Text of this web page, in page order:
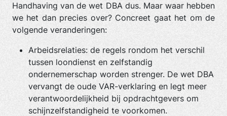
Handhaving van de wet DBA dus. Maar waar hebben
we het dan precies over? Concreet gaat het om de
volgende veranderingen:
Arbeidsrelaties: de regels rondom het verschil
tussen loondienst en zelfstandig
ondernemerschap worden strenger. De wet DBA
vervangt de oude VAR-verklaring en legt meer
verantwoordelijkheid bij opdrachtgevers om
schijnzelfstandigheid te voorkomen.